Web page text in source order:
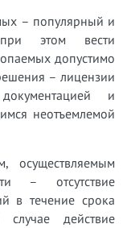
– популярный и
этом вести
допустимо
– лицензии
и
неотъемлемой
осуществляемым
– отсутствие
в течение срока
действие